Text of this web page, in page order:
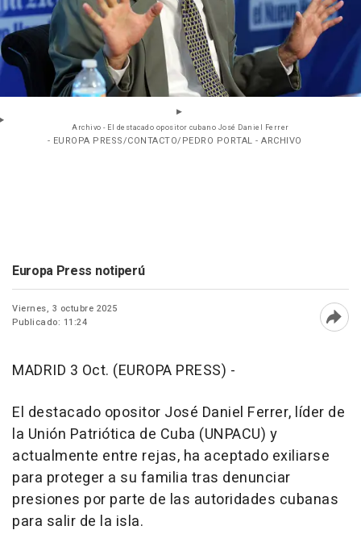
Archivo - El destacado opositor cubano José Daniel Ferrer
- EUROPA PRESS/CONTACTO/PEDRO PORTAL - ARCHIVO
Europa Press notiperú
Viernes, 3 octubre 2025
Publicado: 11:24
MADRID 3 Oct. (EUROPA PRESS) -
El destacado opositor José Daniel Ferrer, líder de
la Unión Patriótica de Cuba (UNPACU) y
actualmente entre rejas, ha aceptado exiliarse
para proteger a su familia tras denunciar
presiones por parte de las autoridades cubanas
para salir de la isla.